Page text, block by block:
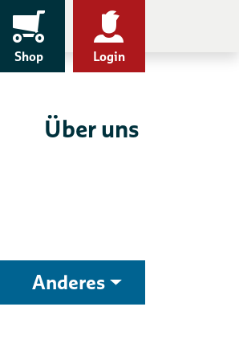
Shop Login
Über uns
Anderes